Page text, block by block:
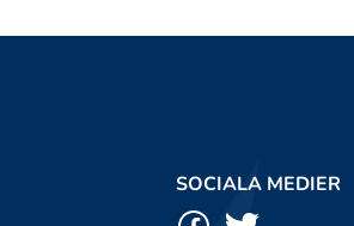
SOCIALA MEDIER